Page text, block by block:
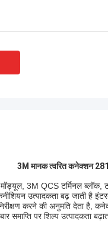
3M मानक त्वरित कनेक्शन
3M QCS टर्मिनल ब्लॉक,
उत्पादकता बढ़ जाती है
करने की अनुमति देता है,
समाप्ति पर शिल्प उत्पादकता